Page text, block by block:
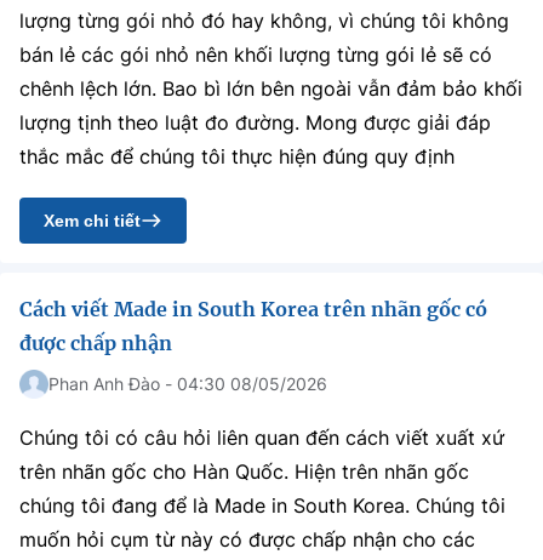
lượng từng gói nhỏ đó hay không, vì chúng tôi không
bán lẻ các gói nhỏ nên khối lượng từng gói lẻ sẽ có
chênh lệch lớn. Bao bì lớn bên ngoài vẫn đảm bảo khối
lượng tịnh theo luật đo đường. Mong được giải đáp
thắc mắc để chúng tôi thực hiện đúng quy định
Xem chi tiết
Cách viết Made in South Korea trên nhãn gốc có
được chấp nhận
Phan Anh Đào - 04:30 08/05/2026
Chúng tôi có câu hỏi liên quan đến cách viết xuất xứ
trên nhãn gốc cho Hàn Quốc. Hiện trên nhãn gốc
chúng tôi đang để là Made in South Korea. Chúng tôi
muốn hỏi cụm từ này có được chấp nhận cho các